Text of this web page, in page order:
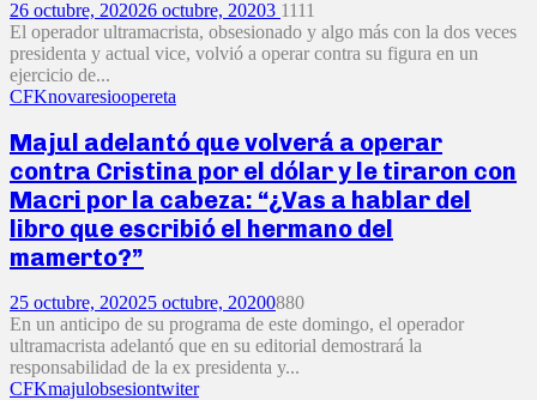
26 octubre, 202026 octubre, 20203 1111
El operador ultramacrista, obsesionado y algo más con la dos veces
presidenta y actual vice, volvió a operar contra su figura en un
ejercicio de...
CFKnovaresioopereta
Majul adelantó que volverá a operar
contra Cristina por el dólar y le tiraron con
Macri por la cabeza: “¿Vas a hablar del
libro que escribió el hermano del
mamerto?”
25 octubre, 202025 octubre, 20200880
En un anticipo de su programa de este domingo, el operador
ultramacrista adelantó que en su editorial demostrará la
responsabilidad de la ex presidenta y...
CFKmajulobsesiontwiter